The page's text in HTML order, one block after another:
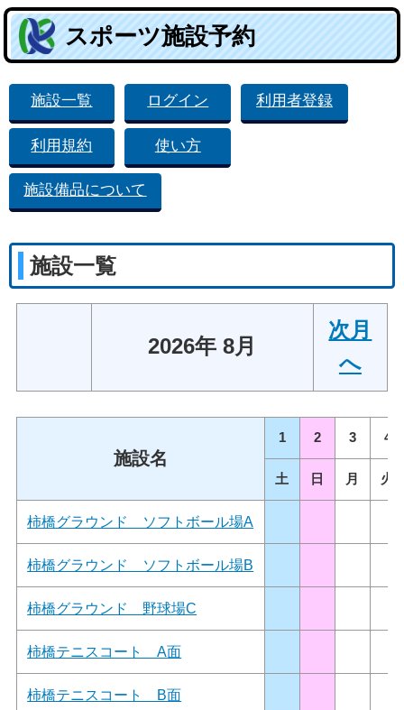
スポーツ施設予約
施設一覧 ログイン 利用者登録
利用規約 使い方
施設備品について
施設一覧
2026年 8月
次月
へ
施設名
1 2 3 4
土 日 月 火
柿橋グラウンド ソフトボール場A
柿橋グラウンド ソフトボール場B
柿橋グラウンド 野球場C
柿橋テニスコート A面
柿橋テニスコート B面